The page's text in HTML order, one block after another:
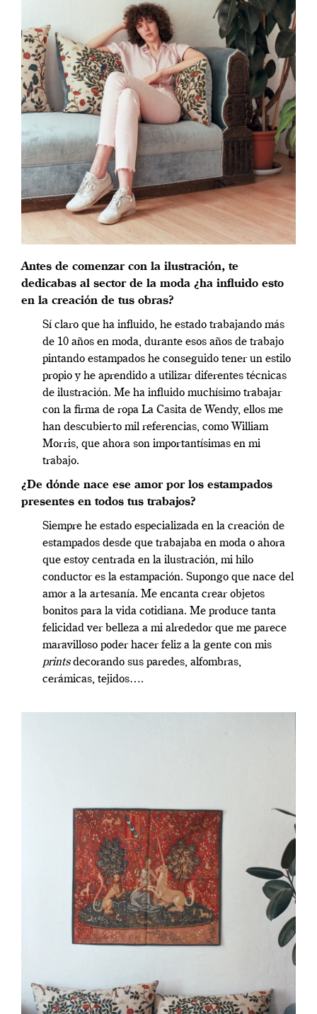
Antes de comenzar con la ilustración, te
dedicabas al sector de la moda ¿ha influido esto
en la creación de tus obras?
Sí claro que ha influido, he estado trabajando más
de 10 años en moda, durante esos años de trabajo
pintando estampados he conseguido tener un estilo
propio y he aprendido a utilizar diferentes técnicas
de ilustración. Me ha influido muchísimo trabajar
con la firma de ropa La Casita de Wendy, ellos me
han descubierto mil referencias, como William
Morris, que ahora son importantísimas en mi
trabajo.
¿De dónde nace ese amor por los estampados
presentes en todos tus trabajos?
Siempre he estado especializada en la creación de
estampados desde que trabajaba en moda o ahora
que estoy centrada en la ilustración, mi hilo
conductor es la estampación. Supongo que nace del
amor a la artesanía. Me encanta crear objetos
bonitos para la vida cotidiana. Me produce tanta
felicidad ver belleza a mi alrededor que me parece
maravilloso poder hacer feliz a la gente con mis
printsdecorando sus paredes, alfombras,
cerámicas, tejidos….